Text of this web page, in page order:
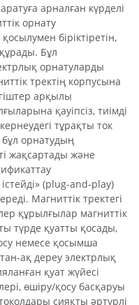
арналған күрделі
орнату
біріктіретін,
Бұл
орнатуларды
тректің корпусына
арқылы
қауіпсіз, тиімді
тұрақты ток
бұл орнатудың
жақсартады және
(plug-and-play)
Магниттік тректегі
құрылғылар магниттік
түрде қуатты қосады,
немесе қосымша
ақ дереу электрлық
қуат жүйесі
өшіру/қосу басқаруы
сияқты әртүрлі